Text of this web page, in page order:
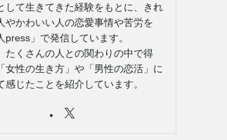
して生きてきた経験をもとに、きれ
やかわいい人の恋愛事情や苦労を
press」で発信しています。
たくさんの人との関わりの中で得
女性の生き方」や「男性の恋活」に
感じたことを紹介しています。